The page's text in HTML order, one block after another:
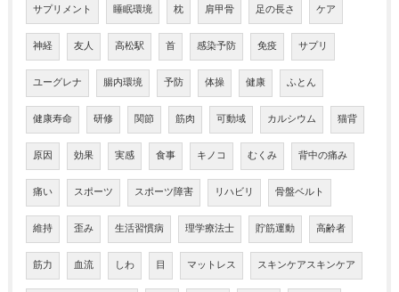
サプリメント 睡眠環境 枕 肩甲骨 足の長さ ケア
神経 友人 高松駅 首 感染予防 免疫 サプリ
ユーグレナ 腸内環境 予防 体操 健康 ふとん
健康寿命 研修 関節 筋肉 可動域 カルシウム 猫背
原因 効果 実感 食事 キノコ むくみ 背中の痛み
痛い スポーツ スポーツ障害 リハビリ 骨盤ベルト
維持 歪み 生活習慣病 理学療法士 貯筋運動 高齢者
筋力 血流 しわ 目 マットレス スキンケアスキンケア